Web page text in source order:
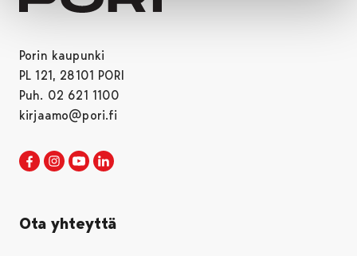
Porin kaupunki
PL 121, 28101 PORI
Puh. 02 621 1100
kirjaamo@pori.fi
Porin kaupunki Facebookissa
Avautuu uudessa välilehdessä
Porin kaupunki Instagramissa
Avautuu uudessa välilehdessä
Porin kaupunki Youtubessa
Avautuu uudessa välilehdessä
Ota yhteyttä